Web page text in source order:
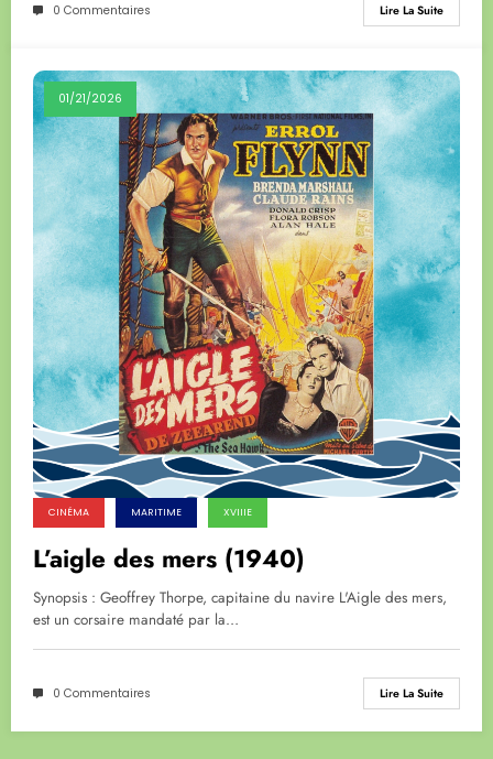
0 Commentaires Lire La Suite
01/21/2026
CINÉMA MARITIME XVIIIE
L’aigle des mers (1940)
Synopsis : Geoffrey Thorpe, capitaine du navire L'Aigle des mers,
est un corsaire mandaté par la…
0 Commentaires Lire La Suite